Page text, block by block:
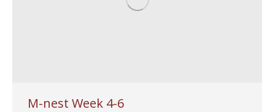
M-nest Week 4-6